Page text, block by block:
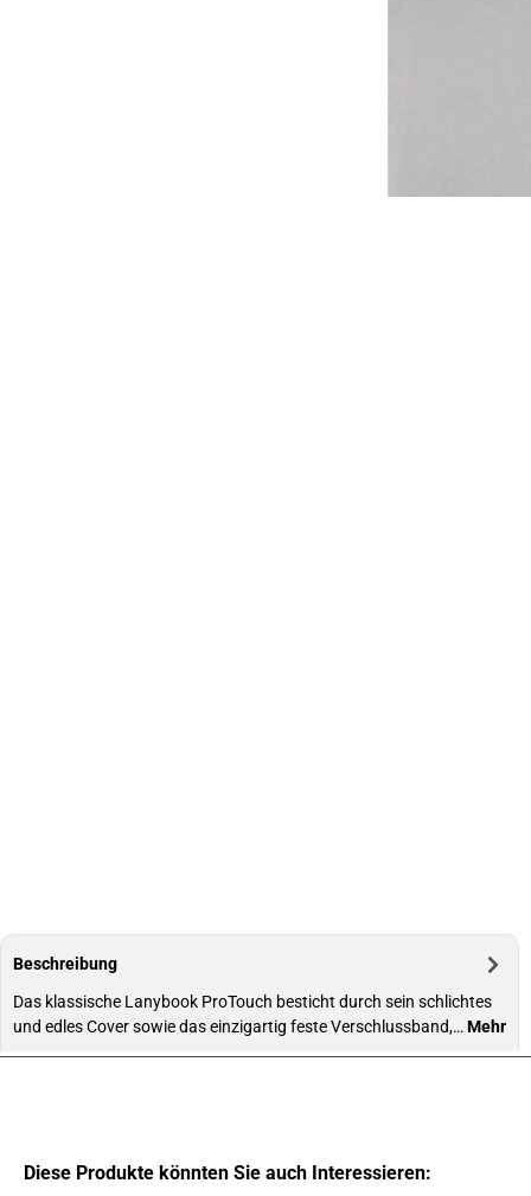
Beschreibung
Das klassische Lanybook ProTouch besticht durch sein schlichtes
und edles Cover sowie das einzigartig feste Verschlussband,… Mehr
Diese Produkte könnten Sie auch Interessieren: